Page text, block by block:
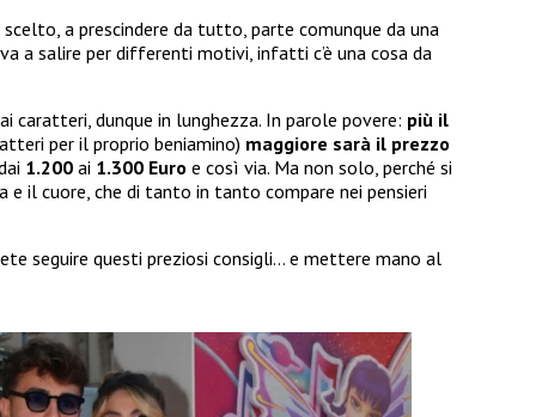
a prescindere da tutto, parte comunque da una
a salire per differenti motivi, infatti c’è una cosa da
caratteri, dunque in lunghezza. In parole povere: più il
per il proprio beniamino) maggiore sarà il prezzo
1.200 ai 1.300 Euro e così via. Ma non solo, perché si
e il cuore, che di tanto in tanto compare nei pensieri
seguire questi preziosi consigli… e mettere mano al